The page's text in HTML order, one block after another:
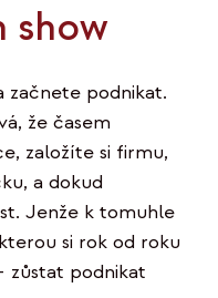
show
začnete podnikat.
že časem
založíte si firmu,
a dokud
Jenže k tomuhle
si rok od roku
zůstat podnikat